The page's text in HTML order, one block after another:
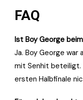
FAQ
Ist Boy George
Ja. Boy George war
mit Senhit beteiligt.
ersten Halbfinale